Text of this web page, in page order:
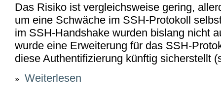
Das Risiko ist vergleichsweise gering,
um eine Schwäche im SSH-Protokoll
im SSH-Handshake wurden bislang nicht
wurde eine Erweiterung für das SSH-
diese Authentifizierung künftig sicherstellt
» Weiterlesen